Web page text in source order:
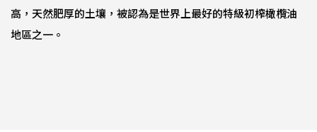
高，天然肥厚的土壤，被認為是世界上最好的特級初榨橄欖油
地區之一。